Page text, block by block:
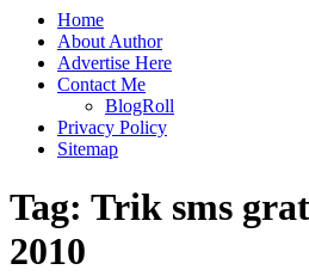
Home
About Author
Advertise Here
Contact Me
BlogRoll
Privacy Policy
Sitemap
Tag: Trik sms
2010